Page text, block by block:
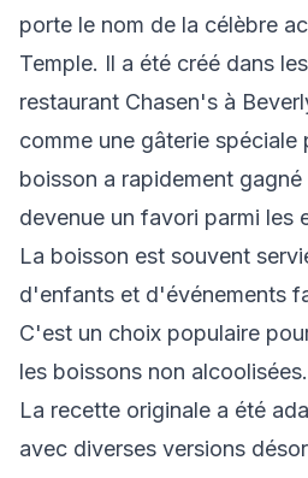
porte le nom de la célèbre
Temple. Il a été créé dans
restaurant Chasen's à
comme une gâterie spéciale
boisson a rapidement
devenue un favori parmi les
La boisson est souvent
d'enfants et d'événements
C'est un choix populaire
les boissons non alcoolisées.
La recette originale a été
avec diverses versions